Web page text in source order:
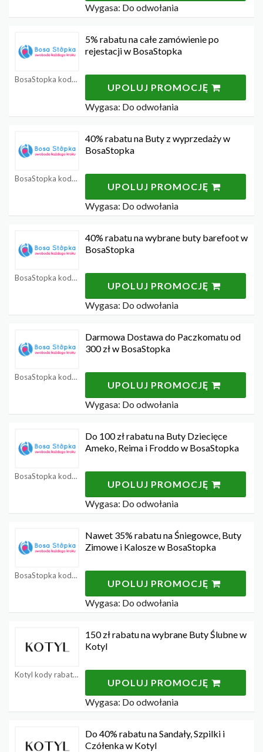
Wygasa: Do odwołania
BosaStopka kody rabatowe
5% rabatu na całe zamówienie po
rejestacji w BosaStopka
UPOLUJ PROMOCJĘ
Wygasa: Do odwołania
BosaStopka kody rabatowe
40% rabatu na Buty z wyprzedaży w
BosaStopka
UPOLUJ PROMOCJĘ
Wygasa: Do odwołania
BosaStopka kody rabatowe
40% rabatu na wybrane buty barefoot w
BosaStopka
UPOLUJ PROMOCJĘ
Wygasa: Do odwołania
BosaStopka kody rabatowe
Darmowa Dostawa do Paczkomatu od
300 zł w BosaStopka
UPOLUJ PROMOCJĘ
Wygasa: Do odwołania
BosaStopka kody rabatowe
Do 100 zł rabatu na Buty Dziecięce
Ameko, Reima i Froddo w BosaStopka
UPOLUJ PROMOCJĘ
Wygasa: Do odwołania
BosaStopka kody rabatowe
Nawet 35% rabatu na Śniegowce, Buty
Zimowe i Kalosze w BosaStopka
UPOLUJ PROMOCJĘ
Wygasa: Do odwołania
Kotyl kody rabatowe
150 zł rabatu na wybrane Buty Ślubne w
Kotyl
UPOLUJ PROMOCJĘ
Wygasa: Do odwołania
Do 40% rabatu na Sandały, Szpilki i
Czółenka w Kotyl